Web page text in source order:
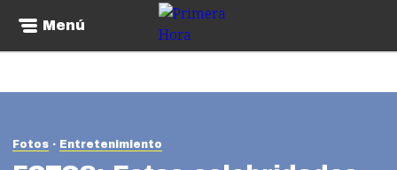
Menú
Fotos Entretenimiento